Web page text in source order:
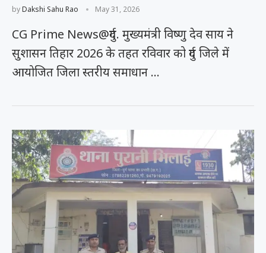
byDakshi Sahu Rao May 31, 2026
CG Prime News@दुर्ग. मुख्यमंत्री विष्णु देव साय ने
सुशासन तिहार 2026 के तहत रविवार को दुर्ग जिले में
आयोजित जिला स्तरीय समाधान …